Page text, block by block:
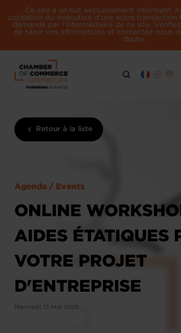
Ce site a un but exclusivement informatif.
cotisation ou exécution d'une autre transaction
demandé par l'intermédiaire de ce site.
de saisir vos informations et contactez-nous
doute.
Retour à la liste
Agenda / Events
ONLINE
AIDES ÉTATIQUES
VOTRE PROJET
D'ENTREPRISE
Mercredi 13 Mai 2026